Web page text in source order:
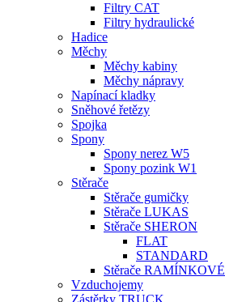
Filtry CAT
Filtry hydraulické
Hadice
Měchy
Měchy kabiny
Měchy nápravy
Napínací kladky
Sněhové řetězy
Spojka
Spony
Spony nerez W5
Spony pozink W1
Stěrače
Stěrače gumičky
Stěrače LUKAS
Stěrače SHERON
FLAT
STANDARD
Stěrače RAMÍNKOVÉ
Vzduchojemy
Zástěrky TRUCK